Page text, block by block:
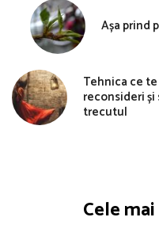
Așa prind
Tehnica ce
reconsideri și
trecutul
Cele